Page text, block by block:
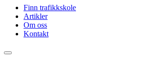
Finn trafikkskole
Artikler
Om oss
Kontakt